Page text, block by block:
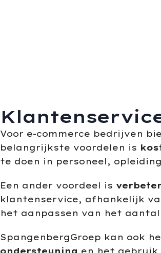
Voor e-commerce bedrijven
belangrijkste voordelen is
te doen in personeel,
Een ander voordeel is
klantenservice, afhankelijk
het aanpassen van het
SpangenbergGroep kan ook